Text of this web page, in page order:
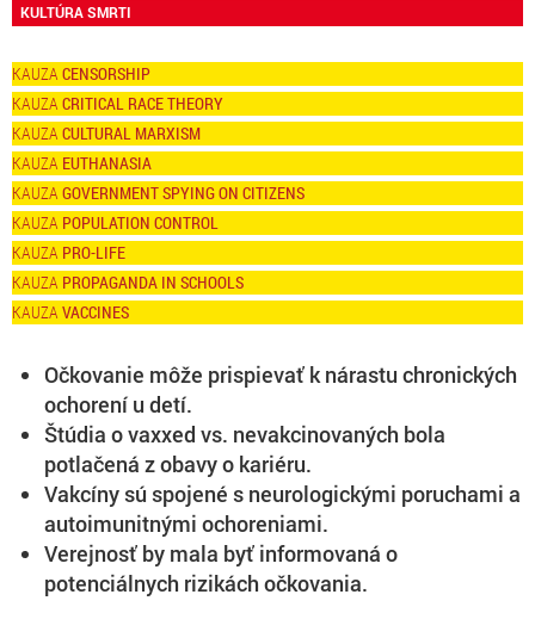
KULTÚRA SMRTI
CENSORSHIP
CRITICAL RACE THEORY
CULTURAL MARXISM
EUTHANASIA
GOVERNMENT SPYING ON CITIZENS
POPULATION CONTROL
PRO-LIFE
PROPAGANDA IN SCHOOLS
VACCINES
Očkovanie môže prispievať k nárastu chronických
ochorení u detí.
Štúdia o vaxxed vs. nevakcinovaných bola
potlačená z obavy o kariéru.
Vakcíny sú spojené s neurologickými poruchami a
autoimunitnými ochoreniami.
Verejnosť by mala byť informovaná o
potenciálnych rizikách očkovania.